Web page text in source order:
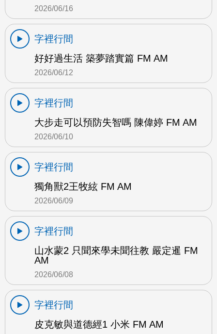
2026/06/16
字裡行間
好好過生活 築夢踏實篇 FM AM
2026/06/12
字裡行間
大步走可以預防失智嗎 陳偉婷 FM AM
2026/06/10
字裡行間
獨角獸2王牧絃 FM AM
2026/06/09
字裡行間
山水蒙2 只聞來學未聞往教 嚴定暹 FM
AM
2026/06/08
字裡行間
皮克敏與道德經1 小米 FM AM